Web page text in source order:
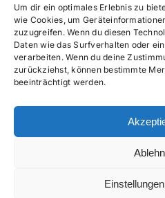
Um dir ein optimales Erlebnis zu
wie Cookies, um
zuzugreifen. Wenn du diesen
Daten wie das Surfverhalten oder
verarbeiten. Wenn du deine
zurückziehst, können bestimmte
beeinträchtigt werden.
Impressum
Datenschutzerklärung